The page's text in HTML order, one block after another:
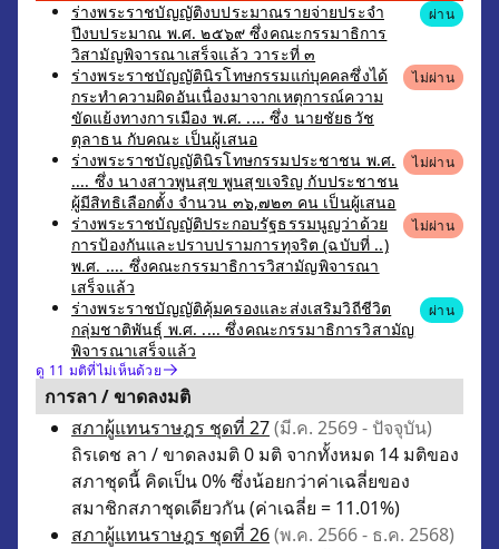
ร่างพระราชบัญญัติงบประมาณรายจ่ายประจำ
ปีงบประมาณ พ.ศ. ๒๕๖๙ ซึ่งคณะกรรมาธิการ
วิสามัญพิจารณาเสร็จแล้ว วาระที่ ๓
ผ่าน
ร่างพระราชบัญญัตินิรโทษกรรมแก่บุคคลซึ่งได้
กระทำความผิดอันเนื่องมาจากเหตุการณ์ความ
ขัดแย้งทางการเมือง พ.ศ. .... ซึ่ง นายชัยธวัช
ตุลาธน กับคณะ เป็นผู้เสนอ
ไม่ผ่าน
ร่างพระราชบัญญัตินิรโทษกรรมประชาชน พ.ศ.
.... ซึ่ง นางสาวพูนสุข พูนสุขเจริญ กับประชาชน
ผู้มีสิทธิเลือกตั้ง จำนวน ๓๖,๗๒๓ คน เป็นผู้เสนอ
ไม่ผ่าน
ร่างพระราชบัญญัติประกอบรัฐธรรมนูญว่าด้วย
การป้องกันและปราบปรามการทุจริต (ฉบับที่ ..)
พ.ศ. .... ซึ่งคณะกรรมาธิการวิสามัญพิจารณา
เสร็จแล้ว
ไม่ผ่าน
ร่างพระราชบัญญัติคุ้มครองและส่งเสริมวิถีชีวิต
กลุ่มชาติพันธุ์ พ.ศ. .... ซึ่งคณะกรรมาธิการวิสามัญ
พิจารณาเสร็จแล้ว
ผ่าน
ดู 11 มติที่ไม่เห็นด้วย
การลา / ขาดลงมติ
สภาผู้แทนราษฎร ชุดที่ 27(มี.ค. 2569 - ปัจจุบัน)
ถิรเดช ลา / ขาดลงมติ 0 มติ จากทั้งหมด 14 มติของ
สภาชุดนี้ คิดเป็น 0% ซึ่งน้อยกว่าค่าเฉลี่ยของ
สมาชิกสภาชุดเดียวกัน (ค่าเฉลี่ย = 11.01%)
สภาผู้แทนราษฎร ชุดที่ 26(พ.ค. 2566 - ธ.ค. 2568)